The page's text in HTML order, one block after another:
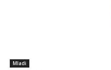
Mladi